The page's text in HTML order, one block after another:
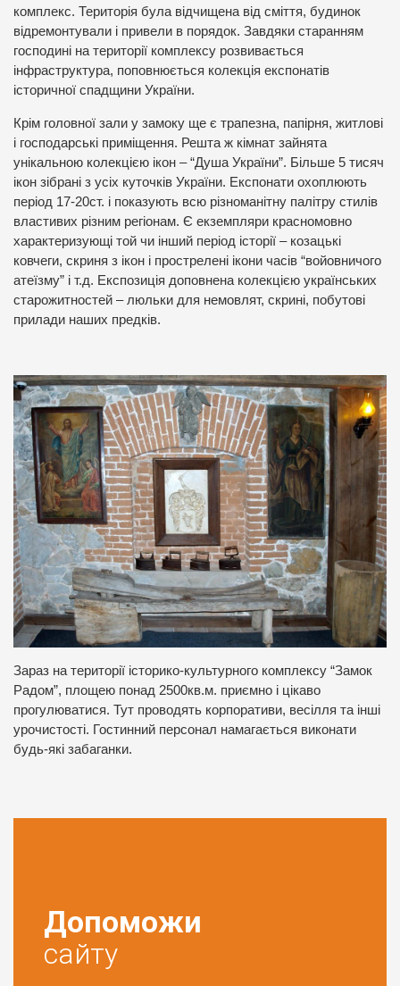
комплекс. Територія була відчищена від сміття, будинок
відремонтували і привели в порядок. Завдяки старанням
господині на території комплексу розвивається
інфраструктура, поповнюється колекція експонатів
історичної спадщини України.
Крім головної зали у замоку ще є трапезна, папірня, житлові
і господарські приміщення. Решта ж кімнат зайнята
унікальною колекцією ікон – “Душа України”. Більше 5 тисяч
ікон зібрані з усіх куточків України. Експонати охоплюють
період 17-20ст. і показують всю різноманітну палітру стилів
властивих різним регіонам. Є екземпляри красномовно
характеризующі той чи інший період історії – козацькі
ковчеги, скриня з ікон і прострелені ікони часів “войовничого
атеїзму” і т.д. Експозиція доповнена колекцією українських
старожитностей – люльки для немовлят, скрині, побутові
прилади наших предків.
Зараз на території історико-культурного комплексу “Замок
Радом”, площею понад 2500кв.м. приємно і цікаво
прогулюватися. Тут проводять корпоративи, весілля та інші
урочистості. Гостинний персонал намагається виконати
будь-які забаганки.
Допоможи
сайту